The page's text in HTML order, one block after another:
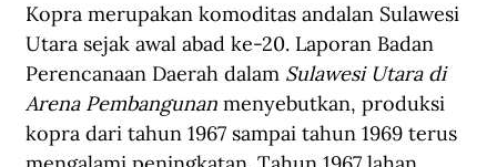
Kopra merupakan komoditas andalan Sulawesi
Utara sejak awal abad ke-20. Laporan Badan
Perencanaan Daerah dalam Sulawesi Utara di
Arena Pembangunan menyebutkan, produksi
kopra dari tahun 1967 sampai tahun 1969 terus